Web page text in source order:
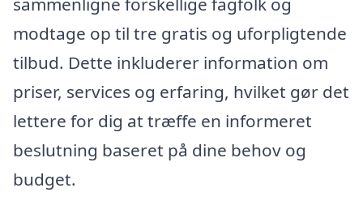
modtage op til tre gratis og uforpligtende
tilbud. Dette inkluderer information om
priser, services og erfaring, hvilket gør det
lettere for dig at træffe en informeret
beslutning baseret på dine behov og
budget.